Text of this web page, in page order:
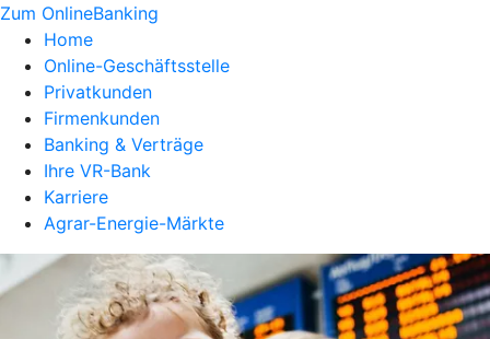
Zum OnlineBanking
Home
Online-Geschäftsstelle
Privatkunden
Firmenkunden
Banking & Verträge
Ihre VR-Bank
Karriere
Agrar-Energie-Märkte